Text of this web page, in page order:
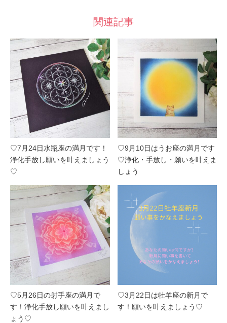
関連記事
♡7月24日水瓶座の満月です！
浄化手放し願いを叶えましょう
♡
♡9月10日はうお座の満月です
♡浄化・手放し・願いを叶えま
しょう
♡5月26日の射手座の満月で
す！浄化手放し願いを叶えまし
ょう♡
♡3月22日は牡羊座の新月で
す！願いを叶えましょう♡